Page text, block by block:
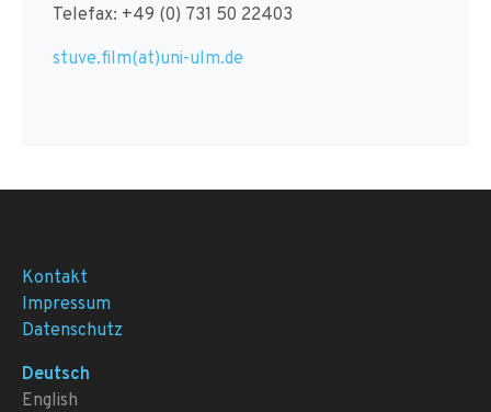
Telefax: +49 (0) 731 50 22403
stuve.film(at)uni-ulm.de
Kontakt
Impressum
Datenschutz
Deutsch
English